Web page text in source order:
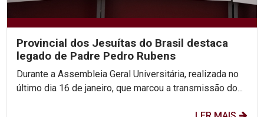
Provincial dos Jesuítas do Brasil destaca
legado de Padre Pedro Rubens
Durante a Assembleia Geral Universitária, realizada no
último dia 16 de janeiro, que marcou a transmissão do...